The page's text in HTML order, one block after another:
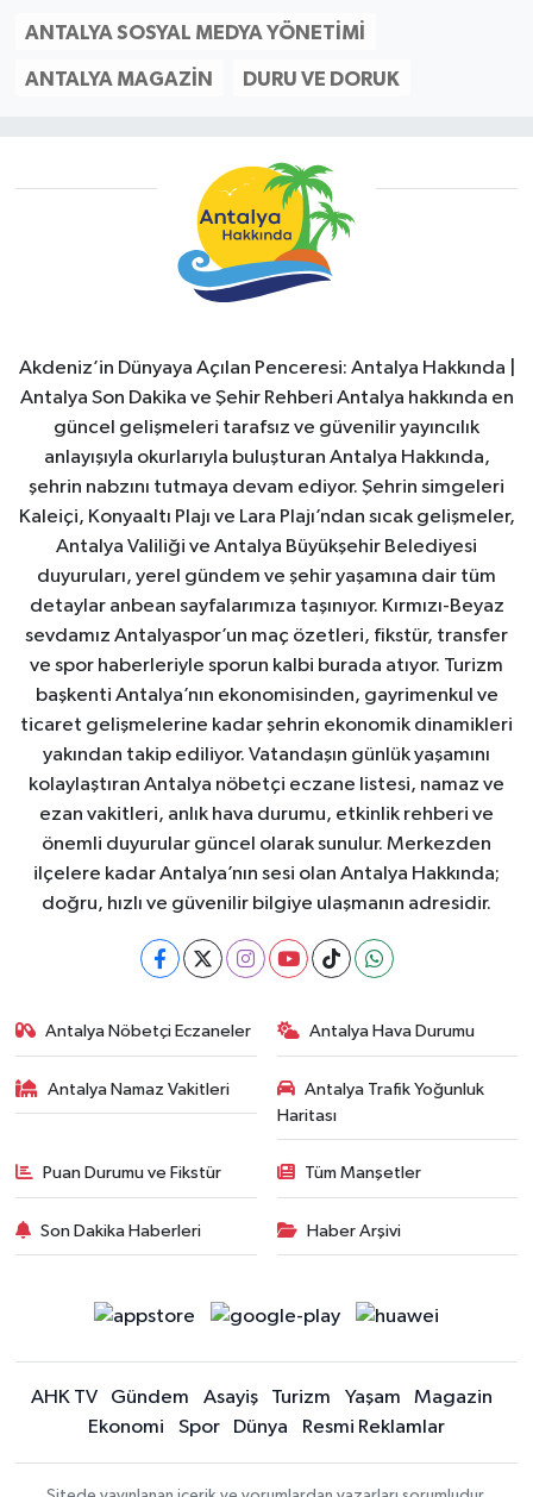
ANTALYA SOSYAL MEDYA YÖNETIMI
ANTALYA MAGAZIN DURU VE DORUK
Akdeniz’in Dünyaya Açılan Penceresi: Antalya Hakkında |
Antalya Son Dakika ve Şehir Rehberi Antalya hakkında en
güncel gelişmeleri tarafsız ve güvenilir yayıncılık
anlayışıyla okurlarıyla buluşturan Antalya Hakkında,
şehrin nabzını tutmaya devam ediyor. Şehrin simgeleri
Kaleiçi, Konyaaltı Plajı ve Lara Plajı’ndan sıcak gelişmeler,
Antalya Valiliği ve Antalya Büyükşehir Belediyesi
duyuruları, yerel gündem ve şehir yaşamına dair tüm
detaylar anbean sayfalarımıza taşınıyor. Kırmızı-Beyaz
sevdamız Antalyaspor’un maç özetleri, fikstür, transfer
ve spor haberleriyle sporun kalbi burada atıyor. Turizm
başkenti Antalya’nın ekonomisinden, gayrimenkul ve
ticaret gelişmelerine kadar şehrin ekonomik dinamikleri
yakından takip ediliyor. Vatandaşın günlük yaşamını
kolaylaştıran Antalya nöbetçi eczane listesi, namaz ve
ezan vakitleri, anlık hava durumu, etkinlik rehberi ve
önemli duyurular güncel olarak sunulur. Merkezden
ilçelere kadar Antalya’nın sesi olan Antalya Hakkında;
doğru, hızlı ve güvenilir bilgiye ulaşmanın adresidir.
Antalya Nöbetçi Eczaneler Antalya Hava Durumu
Antalya Namaz Vakitleri
Antalya Trafik Yoğunluk
Haritası
Puan Durumu ve Fikstür Tüm Manşetler
Son Dakika Haberleri Haber Arşivi
AHK TV Gündem Asayiş Turizm Yaşam
Magazin
Ekonomi
Spor Dünya Resmi Reklamlar